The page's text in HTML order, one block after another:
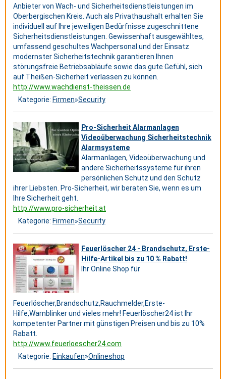
Anbieter von Wach- und Sicherheitsdienstleistungen im
Oberbergischen Kreis. Auch als Privathaushalt erhalten Sie
individuell auf Ihre jeweiligen Bedürfnisse zugeschnittene
Sicherheitsdienstleistungen. Gewissenhaft ausgewähltes,
umfassend geschultes Wachpersonal und der Einsatz
modernster Sicherheitstechnik garantieren Ihnen
störungsfreie Betriebsabläufe sowie das gute Gefühl, sich
auf Theißen-Sicherheit verlassen zu können.
http://www.wachdienst-theissen.de
Kategorie: Firmen»Security
Pro-Sicherheit Alarmanlagen
Videoüberwachung Sicherheitstechnik
Alarmsysteme
Alarmanlagen, Videoüberwachung und
andere Sicherheitssysteme für ihren
persönlichen Schutz und den Schutz
ihrer Liebsten. Pro-Sicherheit, wir beraten Sie, wenn es um
Ihre Sicherheit geht.
http://www.pro-sicherheit.at
Kategorie: Firmen»Security
Feuerlöscher 24 - Brandschutz, Erste-
Hilfe-Artikel bis zu 10 % Rabatt!
Ihr Online Shop für
Feuerlöscher,Brandschutz,Rauchmelder,Erste-
Hilfe,Warnblinker und vieles mehr! Feuerlöscher24 ist Ihr
kompetenter Partner mit günstigen Preisen und bis zu 10%
Rabatt.
http://www.feuerloescher24.com
Kategorie: Einkaufen»Onlineshop